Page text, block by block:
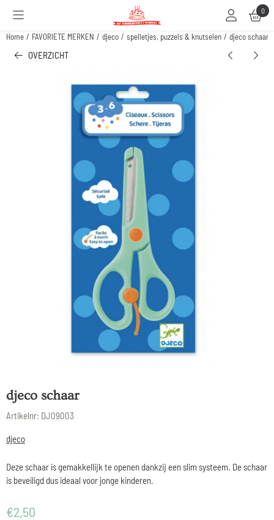
Cookievoorkeuren zijn beschikbaar. Kies instellingen of sta alle cookies toe.0
Home / FAVORIETE MERKEN / djeco / spelletjes, puzzels & knutselen / djeco schaar
OVERZICHT
djeco schaar
Artikelnr: DJ09003
djeco
Deze schaar is gemakkellijk te openen dankzij een slim systeem. De schaar
is beveiligd dus ideaal voor jonge kinderen.
€2,50